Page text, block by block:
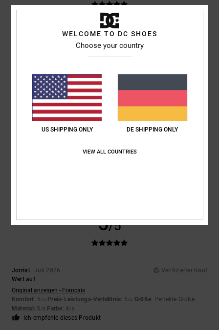
10. Juli 2026
5 /5
5/5
Jorris9. Juli 2026
Verifizierter Kauf
Wert auf
Original anzeigen - Français
Komfort: 5/5 Preis-Leistungs-Verhältnis: 5/5 Größe: Perfekte Größe
Material : 5 /5 Farbe: 4/5
Ich empfehle dieses Produkt
WELCOME TO DC SHOES
Choose your country
US SHIPPING ONLY DE SHIPPING ONLY
VIEW ALL COUNTRIES